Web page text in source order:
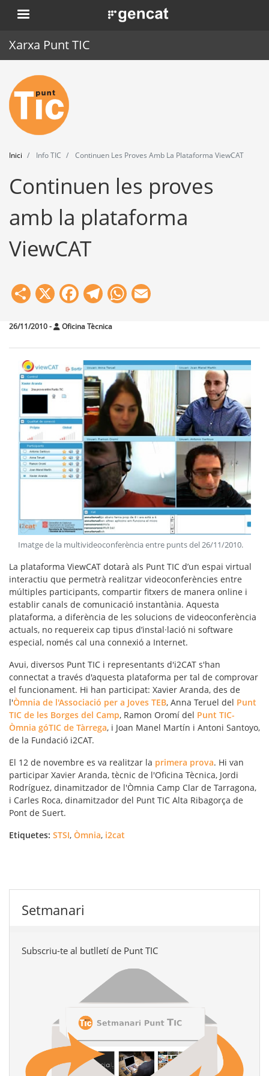
Vés
al
. Obre en una nova finestra.
Xarxa Punt TIC
Inici
Punt TIC
Actualitat
Agenda
Formació
Eines
Inici Info TIC Continuen Les Proves Amb La Plataforma ViewCAT
Continuen les proves
amb la plataforma
ViewCAT
Share
X Facebook
Telegram
WhatsApp
26/11/2010- Oficina Tècnica
Imatge de la multivideoconferència entre punts del 26/11/2010.
La plataforma ViewCAT dotarà als Punt TIC d’un espai virtual
interactiu que permetrà realitzar videoconferències entre
múltiples participants, compartir fitxers de manera online i
establir canals de comunicació instantània. Aquesta
plataforma, a diferència de les solucions de videoconferència
actuals, no requereix cap tipus d’instal·lació ni software
especial, només cal una connexió a Internet.
Avui, diversos Punt TIC i representants d'i2CAT s'han
connectat a través d'aquesta plataforma per tal de comprovar
el funcionament. Hi han participat: Xavier Aranda, des de
l'Òmnia de l'Associació per a Joves TEB, Anna Teruel del Punt
TIC de les Borges del Camp, Ramon Oromí del Punt TIC-
Òmnia góTIC de Tàrrega, i Joan Manel Martín i Antoni Santoyo,
de la Fundació i2CAT.
El 12 de novembre es va realitzar la primera prova. Hi van
participar Xavier Aranda, tècnic de l'Oficina Tècnica, Jordi
Rodríguez, dinamitzador de l'Òmnia Camp Clar de Tarragona,
i Carles Roca, dinamitzador del Punt TIC Alta Ribagorça de
Pont de Suert.
Etiquetes: STSI, Òmnia, i2cat
Setmanari
Subscriu-te al butlletí de Punt TIC